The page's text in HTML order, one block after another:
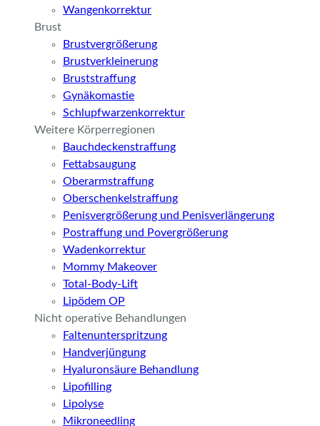
Wangenkorrektur
Brust
Brustvergrößerung
Brustverkleinerung
Bruststraffung
Gynäkomastie
Schlupfwarzenkorrektur
Weitere Körperregionen
Bauchdeckenstraffung
Fettabsaugung
Oberarmstraffung
Oberschenkelstraffung
Penisvergrößerung und Penisverlängerung
Postraffung und Povergrößerung
Wadenkorrektur
Mommy Makeover
Total-Body-Lift
Lipödem OP
Nicht operative Behandlungen
Faltenunterspritzung
Handverjüngung
Hyaluronsäure Behandlung
Lipofilling
Lipolyse
Mikroneedling